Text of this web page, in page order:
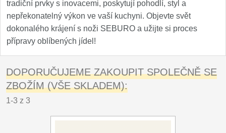
tradiční prvky s inovacemi, poskytují pohodlí, styl a
nepřekonatelný výkon ve vaší kuchyni. Objevte svět
dokonalého krájení s noži SEBURO a užijte si proces
přípravy oblíbených jídel!
DOPORUČUJEME ZAKOUPIT SPOLEČNĚ SE
ZBOŽÍM (VŠE SKLADEM):
1-3 z 3